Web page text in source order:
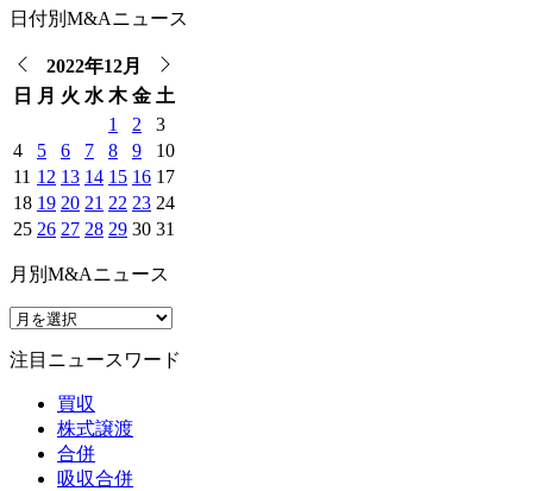
日付別M&Aニュース
2022年12月
日
月 火 水 木 金 土
1
2
3
4
5 6 7 8 9
10
11 12 13 14 15 16 17
18 19 20 21 22 23 24
25 26 27 28 29 30 31
月別M&Aニュース
注目ニュースワード
買収
株式譲渡
合併
吸収合併